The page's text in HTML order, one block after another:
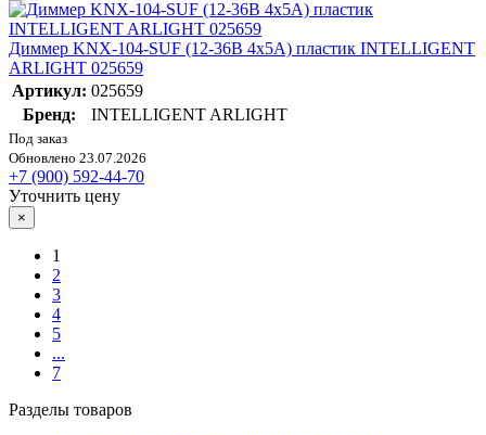
Диммер KNX-104-SUF (12-36В 4х5А) пластик INTELLIGENT
ARLIGHT 025659
Артикул: 025659
Бренд:
INTELLIGENT ARLIGHT
Под заказ
Обновлено 23.07.2026
+7 (900) 592-44-70
Уточнить цену
×
1
2
3
4
5
...
7
Разделы товаров